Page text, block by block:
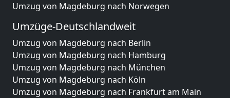
Umzug von Magdeburg nach Norwegen
Umzüge-Deutschlandweit
Umzug von Magdeburg nach Berlin
Umzug von Magdeburg nach Hamburg
Umzug von Magdeburg nach München
Umzug von Magdeburg nach Köln
Umzug von Magdeburg nach Frankfurt am Main